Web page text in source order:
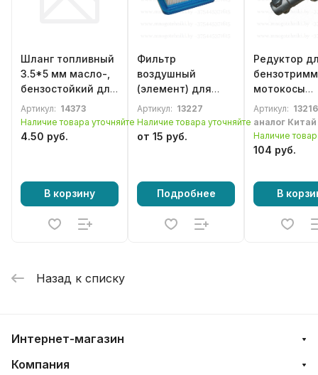
Шланг топливный
3.5*5 мм масло-,
бензостойкий для
бензопил,
мотокос и др.
Артикул: 14373
Наличие товара уточняйте
4.50 руб.
В корзину
Фильтр
воздушный
(элемент) для
бензотриммера,
мотокосы
Husqvarna 545 RX,
Артикул: 13227
Наличие товара уточняйте
от 15 руб.
Подробнее
Редуктор
мотокосы
Husqvarna
545 RX
Артикул:
аналог Китай
Наличие
104 руб.
В
Назад к списку
Интернет-магазин
Компания